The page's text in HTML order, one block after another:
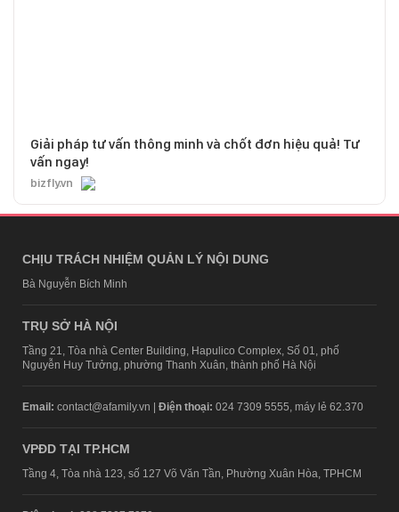
Giải pháp tư vấn thông minh và chốt đơn hiệu quả! Tư
vấn ngay!
bizfly.vn
CHỊU TRÁCH NHIỆM QUẢN LÝ NỘI DUNG
Bà Nguyễn Bích Minh
TRỤ SỞ HÀ NỘI
Tầng 21, Tòa nhà Center Building, Hapulico Complex, Số 01, phố
Nguyễn Huy Tưởng, phường Thanh Xuân, thành phố Hà Nội
Email: contact@afamily.vn | Điện thoại: 024 7309 5555, máy lẻ 62.370
VPĐD TẠI TP.HCM
Tầng 4, Tòa nhà 123, số 127 Võ Văn Tần, Phường Xuân Hòa, TPHCM